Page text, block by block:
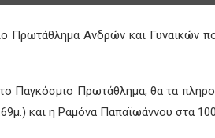
Πρωτάθλημα Ανδρών και Γυναικών
Παγκόσμιο Πρωτάθλημα, θα τα
και η Ραμόνα Παπαϊωάννου στα